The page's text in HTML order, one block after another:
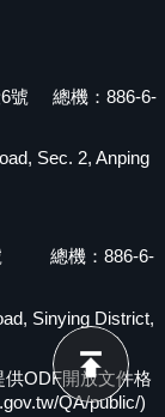
6號 總機：886-6-
Sec. 2, Anping
號 總機：886-6-
Sinying District,
ODF開放文件格
QA/public/)